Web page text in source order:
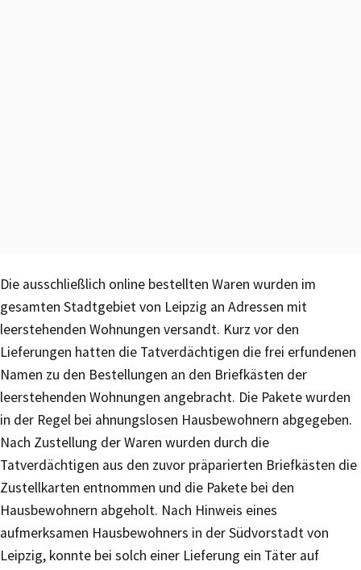
Die ausschließlich online bestellten Waren wurden im
gesamten Stadtgebiet von Leipzig an Adressen mit
leerstehenden Wohnungen versandt. Kurz vor den
Lieferungen hatten die Tatverdächtigen die frei erfundenen
Namen zu den Bestellungen an den Briefkästen der
leerstehenden Wohnungen angebracht. Die Pakete wurden
in der Regel bei ahnungslosen Hausbewohnern abgegeben.
Nach Zustellung der Waren wurden durch die
Tatverdächtigen aus den zuvor präparierten Briefkästen die
Zustellkarten entnommen und die Pakete bei den
Hausbewohnern abgeholt. Nach Hinweis eines
aufmerksamen Hausbewohners in der Südvorstadt von
Leipzig, konnte bei solch einer Lieferung ein Täter auf